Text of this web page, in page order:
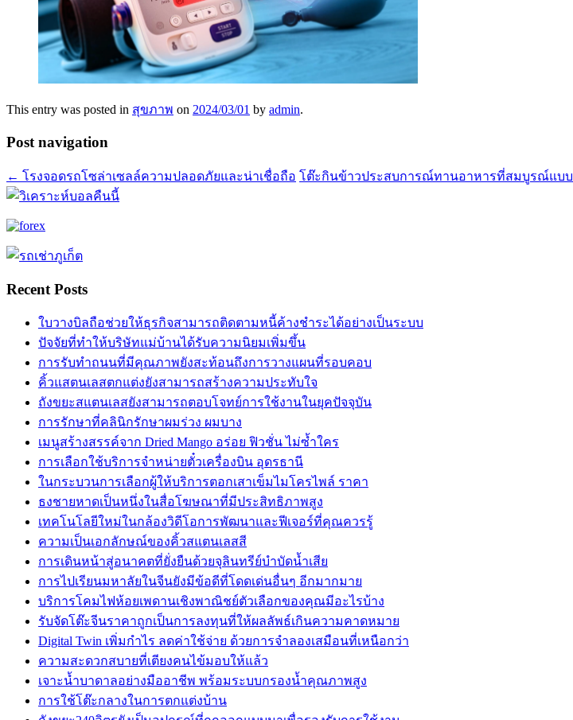
This entry was posted in สุขภาพ on 2024/03/01 by admin.
Post navigation
← โรงจอดรถโซล่าเซลล์ความปลอดภัยและน่าเชื่อถือ โต๊ะกินข้าวประสบการณ์ทานอาหารที่สมบูรณ์แบบ
Recent Posts
ใบวางบิลถือช่วยให้ธุรกิจสามารถติดตามหนี้ค้างชำระได้อย่างเป็นระบบ
ปัจจัยที่ทำให้บริษัทแม่บ้านได้รับความนิยมเพิ่มขึ้น
การรับทำถนนที่มีคุณภาพยังสะท้อนถึงการวางแผนที่รอบคอบ
คิ้วแสตนเลสตกแต่งยังสามารถสร้างความประทับใจ
ถังขยะสแตนเลสยังสามารถตอบโจทย์การใช้งานในยุคปัจจุบัน
การรักษาที่คลินิกรักษาผมร่วง ผมบาง
เมนูสร้างสรรค์จาก Dried Mango อร่อย ฟิวชั่น ไม่ซ้ำใคร
การเลือกใช้บริการจำหน่ายตั๋วเครื่องบิน อุดรธานี
ในกระบวนการเลือกผู้ให้บริการตอกเสาเข็มไมโครไพล์ ราคา
ธงชายหาดเป็นหนึ่งในสื่อโฆษณาที่มีประสิทธิภาพสูง
เทคโนโลยีใหม่ในกล้องวิดีโอการพัฒนาและฟีเจอร์ที่คุณควรรู้
ความเป็นเอกลักษณ์ของคิ้วสแตนเลสสี
การเดินหน้าสู่อนาคตที่ยั่งยืนด้วยจุลินทรีย์บำบัดน้ำเสีย
การไปเรียนมหาลัยในจีนยังมีข้อดีที่โดดเด่นอื่นๆ อีกมากมาย
บริการโคมไฟห้อยเพดานเชิงพาณิชย์ตัวเลือกของคุณมีอะไรบ้าง
รับจัดโต๊ะจีนราคาถูกเป็นการลงทุนที่ให้ผลลัพธ์เกินความคาดหมาย
Digital Twin เพิ่มกำไร ลดค่าใช้จ่าย ด้วยการจำลองเสมือนที่เหนือกว่า
ความสะดวกสบายที่เตียงคนไข้มอบให้แล้ว
เจาะน้ำบาดาลอย่างมืออาชีพ พร้อมระบบกรองน้ำคุณภาพสูง
การใช้โต๊ะกลางในการตกแต่งบ้าน